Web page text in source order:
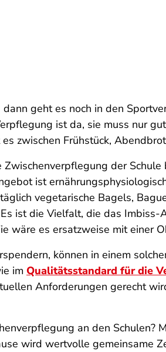
geht es noch in den
ist da, sie muss nur
zwischen Frühstück,
der
ist
vegetarische Bagels,
ist die Vielfalt, die das
wäre es ersatzweise mit einer
können in einem
im Qualitätsstandard für die
Anforderungen gerecht
an den Schulen?
wird wertvolle gemeinsame